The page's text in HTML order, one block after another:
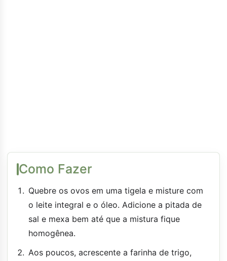
Como Fazer
Quebre os ovos em uma tigela e misture com
o leite integral e o óleo. Adicione a pitada de
sal e mexa bem até que a mistura fique
homogênea.
Aos poucos, acrescente a farinha de trigo,